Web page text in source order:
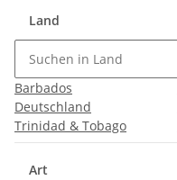
Land
Barbados
Deutschland
Trinidad & Tobago
Art